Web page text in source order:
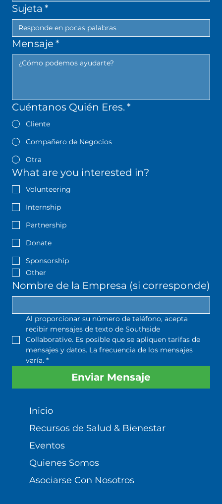
Sujeta *
Mensaje*
Cuéntanos Quién Eres. *
Cliente
Compañero de Negocios
Otra
What are you interested in?
Volunteering
Internship
Partnership
Donate
Sponsorship
Other
Nombre de la Empresa (si corresponde)
Al proporcionar su número de teléfono, acepta
recibir mensajes de texto de Southside
Collaborative. Es posible que se apliquen tarifas de
mensajes y datos. La frecuencia de los mensajes
varía. *
Enviar Mensaje
Inicio
Recursos de Salud & Bienestar
Eventos
Quienes Somos
Asociarse Con Nosotros